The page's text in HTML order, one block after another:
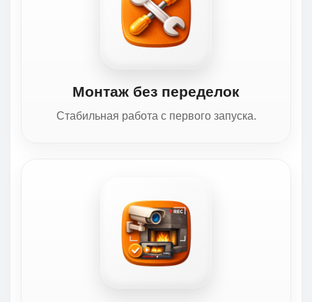
Монтаж без переделок
Стабильная работа с первого запуска.